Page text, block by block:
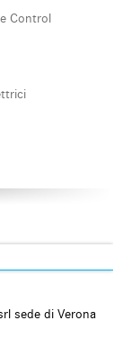
Control
per
sede di Verona